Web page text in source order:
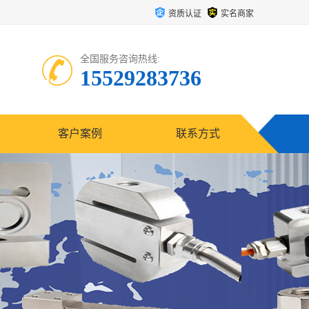
资质认证 实名商家
全国服务咨询热线:
15529283736
客户案例 联系方式